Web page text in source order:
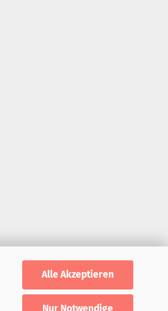
Alle Akzeptieren
Nur Notwendige